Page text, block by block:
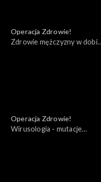
Operacja Zdrowie!
Zdrowie mężczyzny w dobie
Operacja Zdrowie!
Wirusologia - mutacje